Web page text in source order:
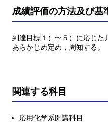
成績評価の方法及び基
到達目標１）〜５）に応じた
あらかじめ定め，周知する。
関連する科目
応用化学系開講科目